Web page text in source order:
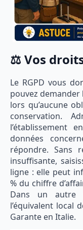
⚖️ Vos
Le RGPD vous
pouvez demander
lors qu’aucune
conservation.
l’établissement
données
répondre. Sans
insuffisante,
ligne : elle peut
% du chiffre
Dans un autre
l’équivalent local
Garante en Italie.